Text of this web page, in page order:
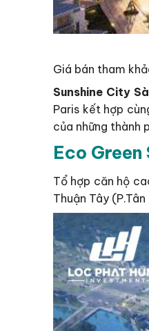
Giá bán tham
Sunshine City
Paris kết hợp
của những thành
Eco Green
Tổ hợp căn hộ
Thuận Tây